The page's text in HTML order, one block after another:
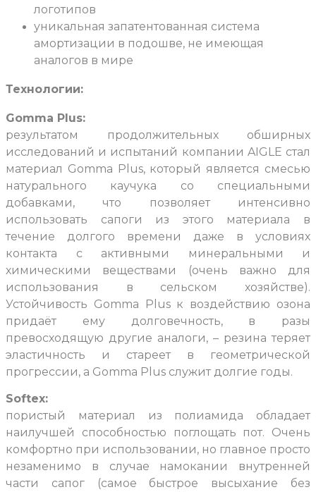
логотипов
уникальная запатентованная система
амортизации в подошве, не имеющая
аналогов в мире
Технологии:
Gomma Plus:
результатом продолжительных обширных
исследований и испытаний компании AIGLE стал
материал Gomma Plus, который является смесью
натурального каучука со специальными
добавками, что позволяет интенсивно
использовать сапоги из этого материала в
течение долгого времени даже в условиях
контакта с активными минеральными и
химическими веществами (очень важно для
использования в сельском хозяйстве).
Устойчивость Gomma Plus к воздействию озона
придаёт ему долговечность, в разы
превосходящую другие аналоги, – резина теряет
эластичность и стареет в геометрической
прогрессии, а Gomma Plus служит долгие годы.
Softex:
пористый материал из полиамида обладает
наилучшей способностью поглощать пот. Очень
комфортно при использовании, но главное просто
незаменимо в случае намокании внутренней
части сапог (самое быстрое высыхание без